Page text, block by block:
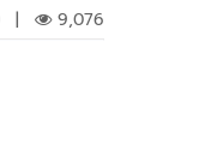
| 9,076